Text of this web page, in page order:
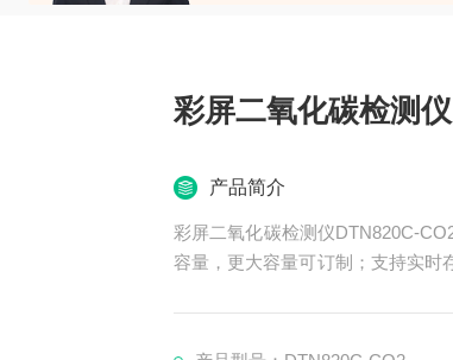
彩屏二氧化碳检测仪
产品简介
彩屏二氧化碳检测仪DTN820C-
容量，更大容量可订制；支持实时